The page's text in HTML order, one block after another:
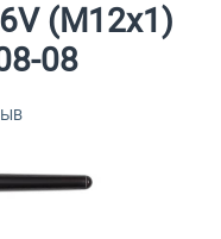
(М12х1)
08